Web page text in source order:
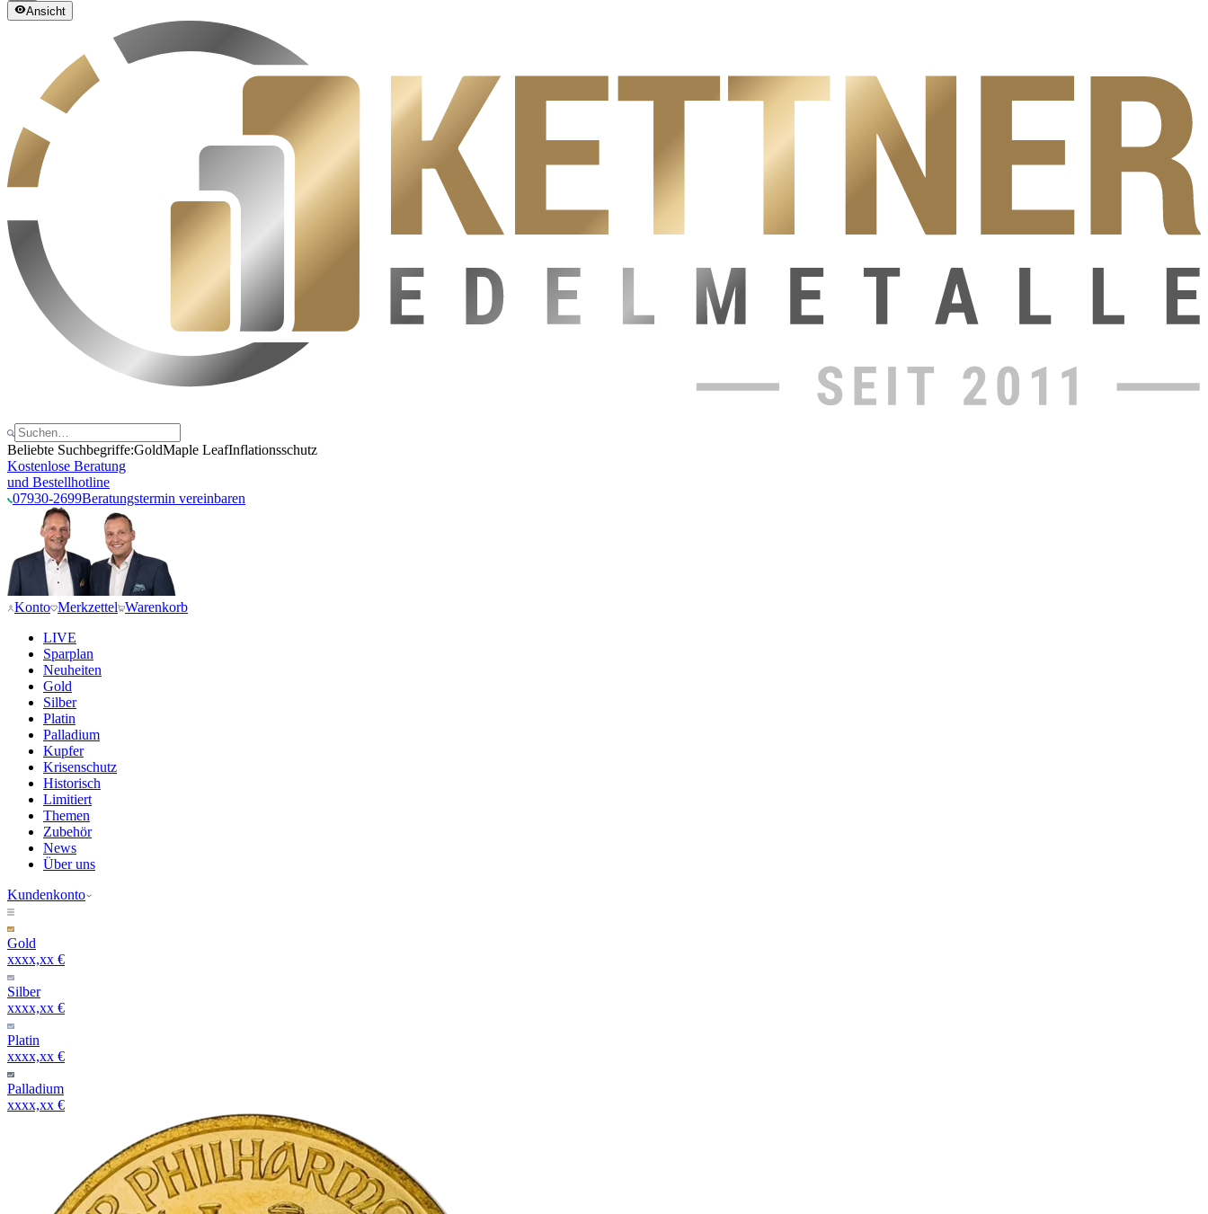
Ansicht
Beliebte Suchbegriffe:GoldMaple LeafInflationsschutz
Kostenlose Beratung
und Bestellhotline
07930-2699Beratungstermin vereinbaren
Konto Merkzettel Warenkorb
LIVE
Sparplan
Neuheiten
Gold
Silber
Platin
Palladium
Kupfer
Krisenschutz
Historisch
Limitiert
Themen
Zubehör
News
Über uns
Kundenkonto
Gold
xxxx,xx €
Silber
xxxx,xx €
Platin
xxxx,xx €
Palladium
xxxx,xx €